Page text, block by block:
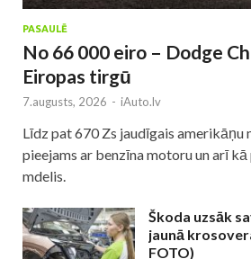
PASAULĒ
No 66 000 eiro – Dodge
Eiropas tirgū
7.augusts, 2026 - iAuto.lv
Līdz pat 670 Zs jaudīgais amerikāņu
pieejams ar benzīna motoru un arī
mdelis.
Škoda uzsāk
jaunā
FOTO)